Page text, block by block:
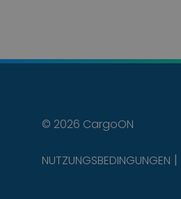
© 2026 CargoON
NUTZUNGSBEDINGUNGEN